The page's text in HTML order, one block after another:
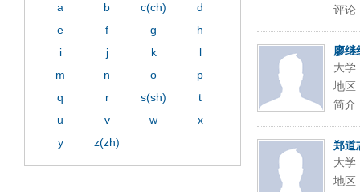
评论
廖继
大学
地区
简介
郑道
大学
地区
a
b c(ch)
d
e
f g
h
i
j k
l
m
n o
p
q
r s(sh)
t
u
v w
x
y
z(zh)